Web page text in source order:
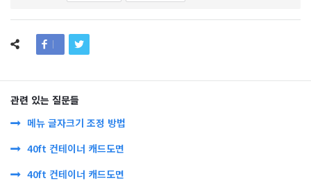
관련 있는 질문들
메뉴 글자크기 조정 방법
40ft 컨테이너 캐드도면
40ft 컨테이너 캐드도면